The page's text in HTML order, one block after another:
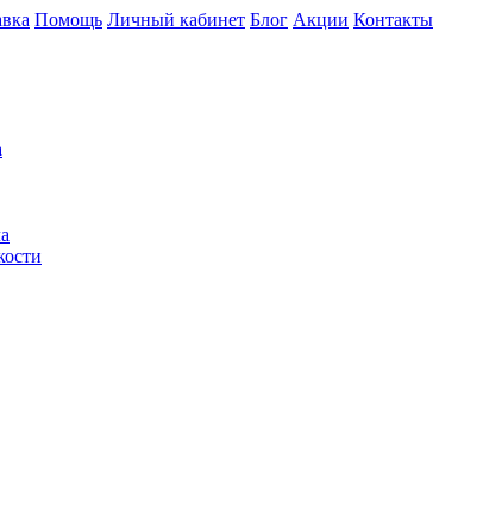
Помощь Личный кабинет Блог Акции Контакты